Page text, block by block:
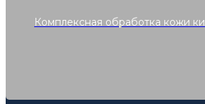
Комплексная обработка кожи